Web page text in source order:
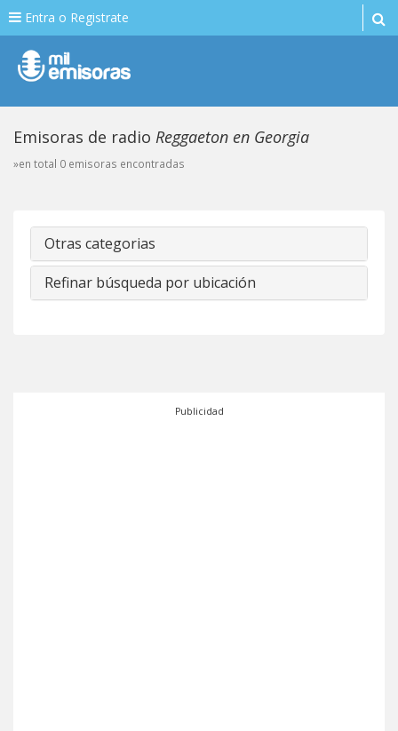
Entra o Registrate
Emisoras de radio Reggaeton en Georgia
»en total 0 emisoras encontradas
Otras categorias
Refinar búsqueda por ubicación
Publicidad